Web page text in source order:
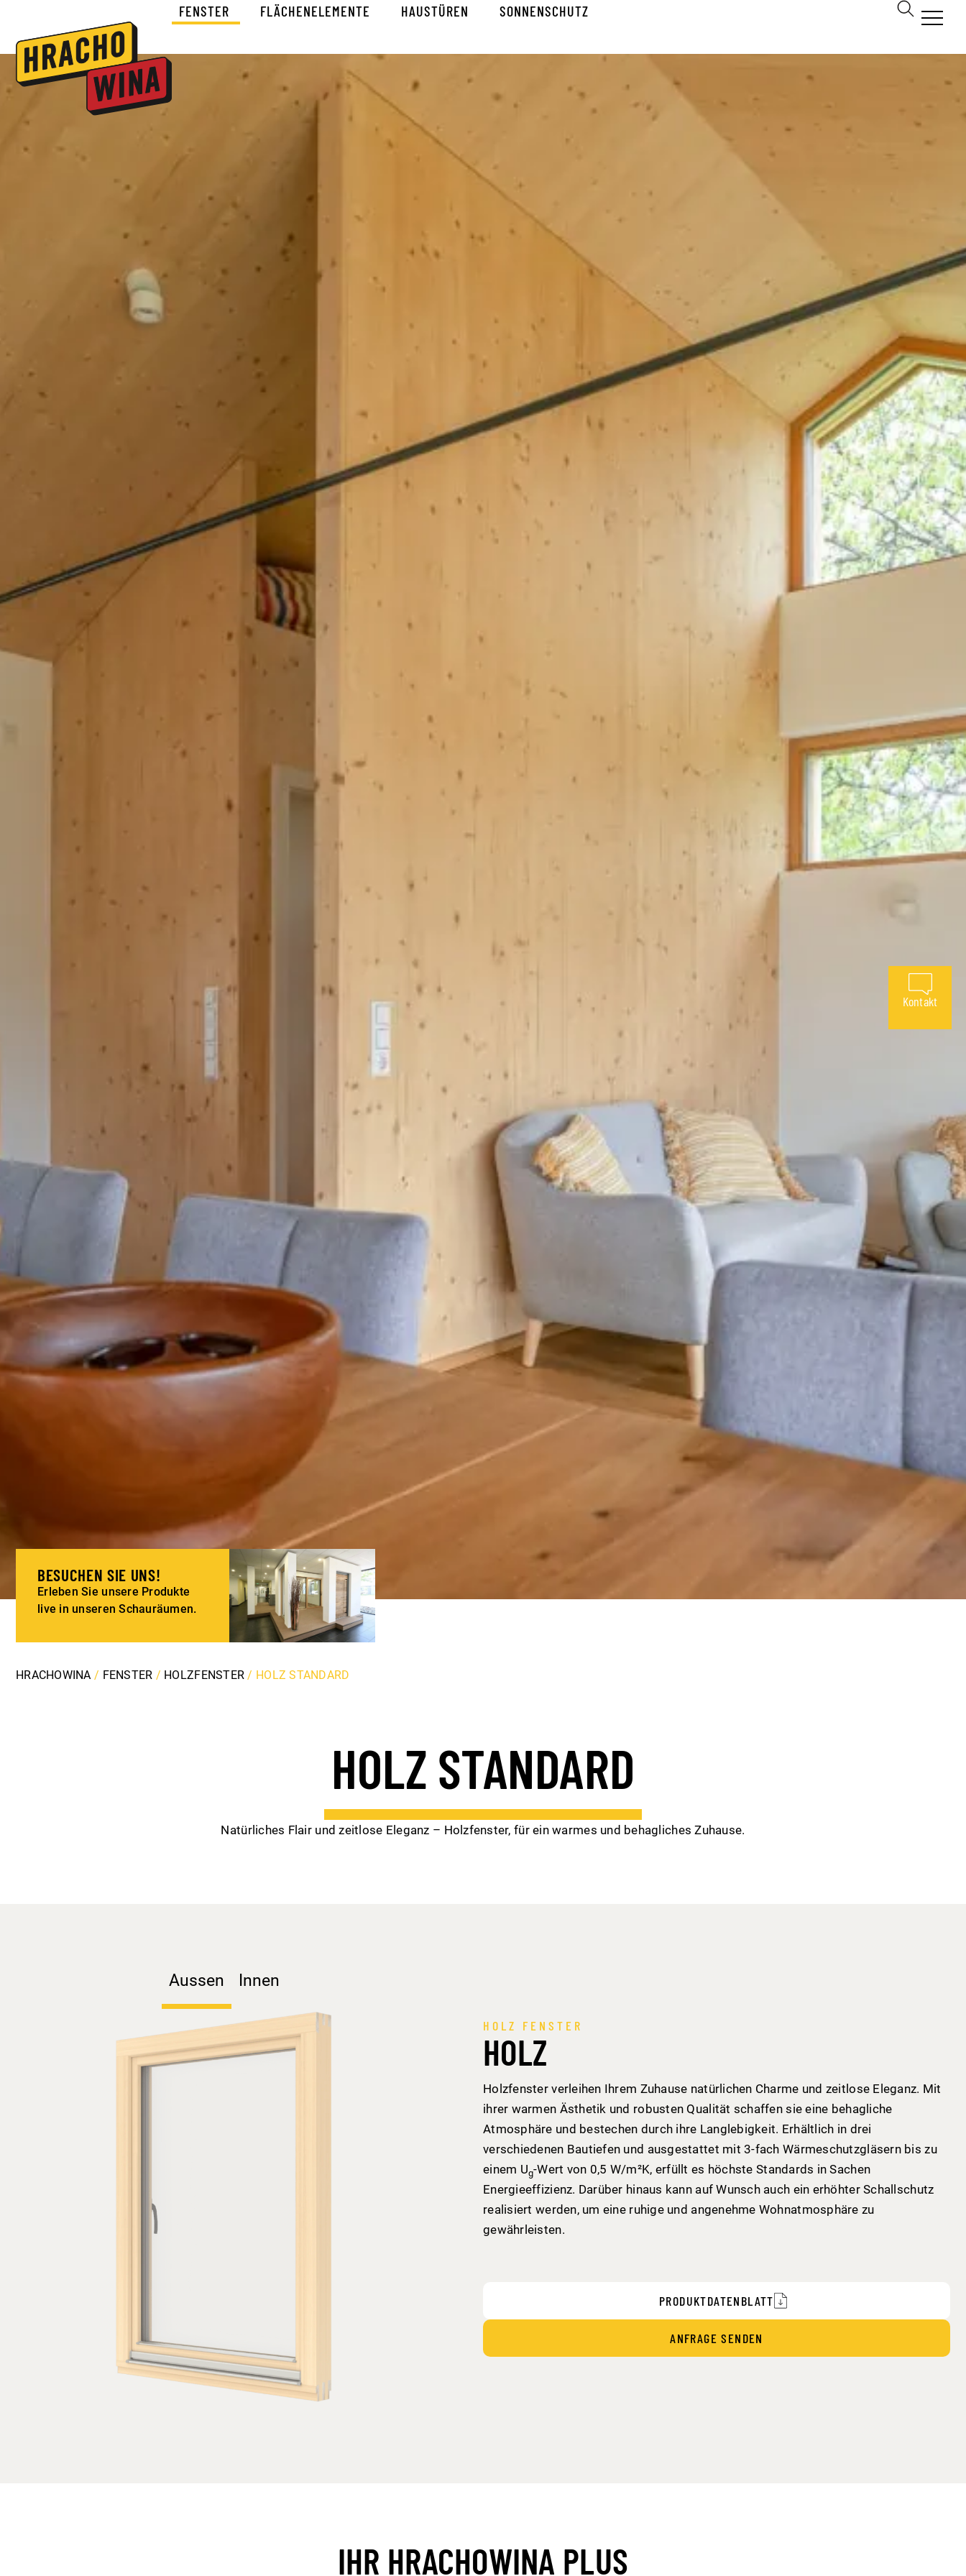
FENSTER FLÄCHENELEMENTE HAUSTÜREN SONNENSCHUTZ
Kontakt
BESUCHEN SIE UNS!
Erleben Sie unsere Produkte
live in unseren Schauräumen.
HRACHOWINA / FENSTER / HOLZFENSTER / HOLZ STANDARD
HOLZ STANDARD
Natürliches Flair und zeitlose Eleganz – Holzfenster, für ein warmes und behagliches Zuhause.
Aussen Innen
HOLZ FENSTER
HOLZ
Holzfenster verleihen Ihrem Zuhause natürlichen Charme und zeitlose Eleganz. Mit
ihrer warmen Ästhetik und robusten Qualität schaffen sie eine behagliche
Atmosphäre und bestechen durch ihre Langlebigkeit. Erhältlich in drei
verschiedenen Bautiefen und ausgestattet mit 3-fach Wärmeschutzgläsern bis zu
einem Ug-Wert von 0,5 W/m²K, erfüllt es höchste Standards in Sachen
Energieeffizienz. Darüber hinaus kann auf Wunsch auch ein erhöhter Schallschutz
realisiert werden, um eine ruhige und angenehme Wohnatmosphäre zu
gewährleisten.
PRODUKTDATENBLATT
ANFRAGE SENDEN
IHR HRACHOWINA PLUS